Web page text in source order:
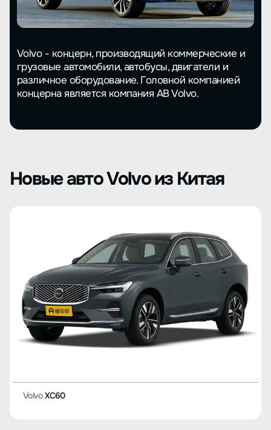
Volvo - концерн, производящий коммерческие и
грузовые автомобили, автобусы, двигатели и
различное оборудование. Головной компанией
концерна является компания AB Volvo.
Новые авто Volvo из Китая
VolvoXC60